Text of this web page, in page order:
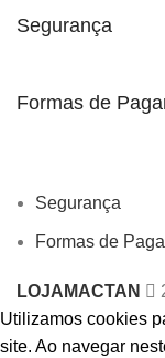
Segurança
Formas de
Segurança
Formas de
LOJAMACTAN
Utilizamos cookies
site. Ao navegar